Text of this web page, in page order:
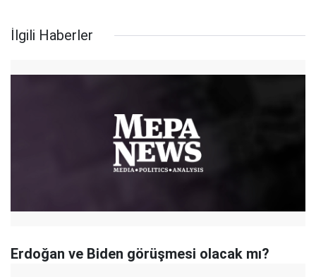
İlgili Haberler
Erdoğan ve Biden görüşmesi olacak mı?